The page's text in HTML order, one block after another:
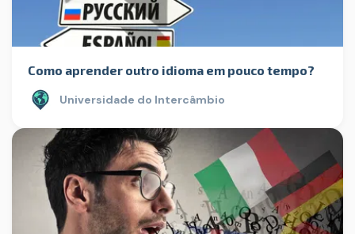
Como aprender outro idioma em pouco tempo?
Universidade do Intercâmbio